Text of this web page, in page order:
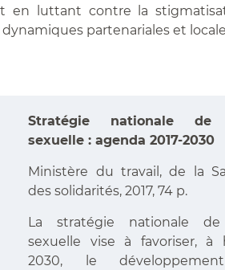
en luttant contre la
partenariales et
Stratégie nationale de
sexuelle : agenda 2017-2030
Ministère du travail, de la
des solidarités, 2017, 74 p.
La stratégie nationale
sexuelle vise à favoriser, à
2030, le